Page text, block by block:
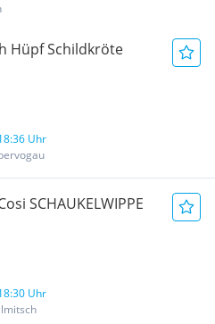
Hüpf Schildkröte
Uhr
SCHAUKELWIPPE
Uhr